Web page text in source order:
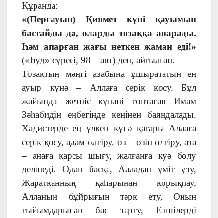
Құранда:
«(Перғауын) Қиямет күні қауымын
бастайды да, оларды тозаққа апарады.
Һәм апарған жағы неткен жаман еді!»
(«Һуд» сүресі, 98 – аят) деп, айтылған.
Тозақтың мәңгі азабына ұшырататын ең
ауыр күнә – Аллаға серік қосу. Бұл
жайында жетпіс күнәні топтаған Имам
Зәһабидің еңбегінде кеңінен баяндалады.
Хадистерде ең үлкен күнә қатары Аллаға
серік қосу, адам өлтіру, өз – өзін өлтіру, ата
– анаға қарсы шығу, жалғанға куә болу
делінеді. Одан басқа, Алладан үміт үзу,
Жаратқанның қаһарынан қорықпау,
Алланың бұйрығын тәрк ету, Оның
тыйымдарынан бас тарту, Елшілерді